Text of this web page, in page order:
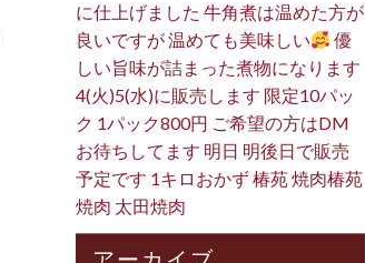
に仕上げました 牛角煮は温めた方が
良いですが 温めても美味しい
優
しい旨味が詰まった煮物になります
4(火)5(水)に販売します 限定10パッ
ク 1パック800円 ご希望の方はDM
お待ちしてます 明日 明後日で販売
予定です 1キロおかず 椿苑 焼肉椿苑
焼肉 太田焼肉